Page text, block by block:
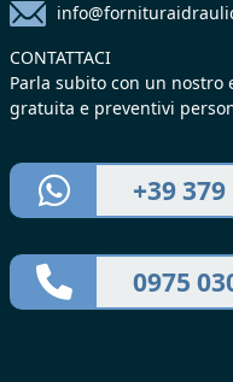
CONTATTACI
Parla subito con un nostro
gratuita e preventivi
+39
0975